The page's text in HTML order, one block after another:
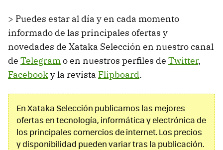
> Puedes estar al día y en cada momento
informado de las principales ofertas y
novedades de Xataka Selección en nuestro canal
de Telegramo en nuestros perfiles de Twitter,
Facebooky la revista Flipboard.
En Xataka Selección publicamos las mejores
ofertas en tecnología, informática y electrónica de
los principales comercios de internet. Los precios
y disponibilidad pueden variar tras la publicación.